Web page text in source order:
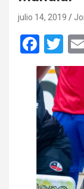
julio 14, 2019
F
a
ce
b
o
o
k
T
wi
tt
er